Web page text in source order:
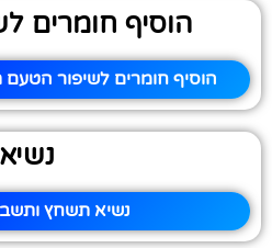
הוסיף חומרים
הוסיף חומרים לשיפור
נשיא
נשיא תשחץ